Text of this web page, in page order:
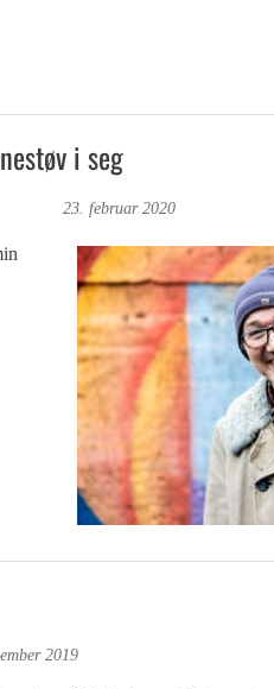
i seg
23. februar 2020
2019